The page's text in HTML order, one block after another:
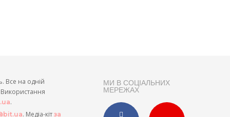
МИ В СОЦІАЛЬНИХ
МЕРЕЖАХ
Все на одній
Використання
.
. Медіа-кіт за